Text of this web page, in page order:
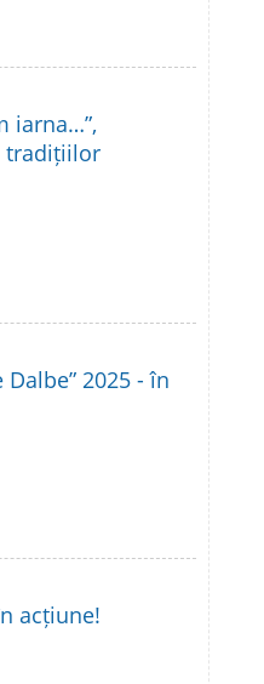
iarna…”,
tradițiilor
2025 - în
acțiune!